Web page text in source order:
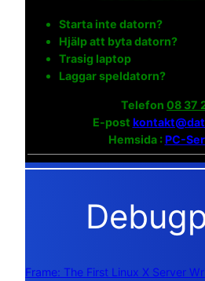
Starta inte datorn?
Hjälp att byta datorn?
Trasig laptop
Laggar speldatorn?
Telefon 08 37
E-post
Hemsida :PC-
Frame: The First Linux X Server